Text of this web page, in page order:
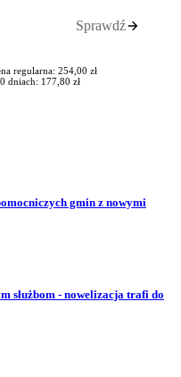
Sprawdź
regularna: 254,00 zł
dniach: 177,80 zł
gmin z nowymi
służbom - nowelizacja trafi do